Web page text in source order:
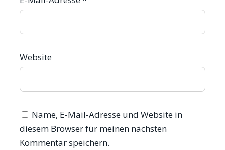
Website
Name, E-Mail-Adresse und Website in
diesem Browser für meinen nächsten
Kommentar speichern.